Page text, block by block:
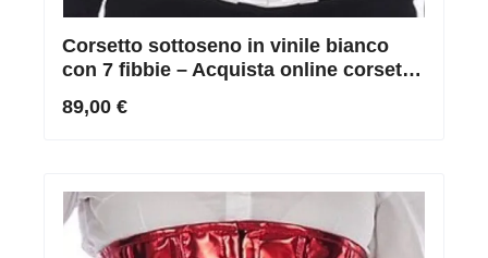
Corsetto sottoseno in vinile bianco
con 7 fibbie – Acquista online corsetto
89,00 €